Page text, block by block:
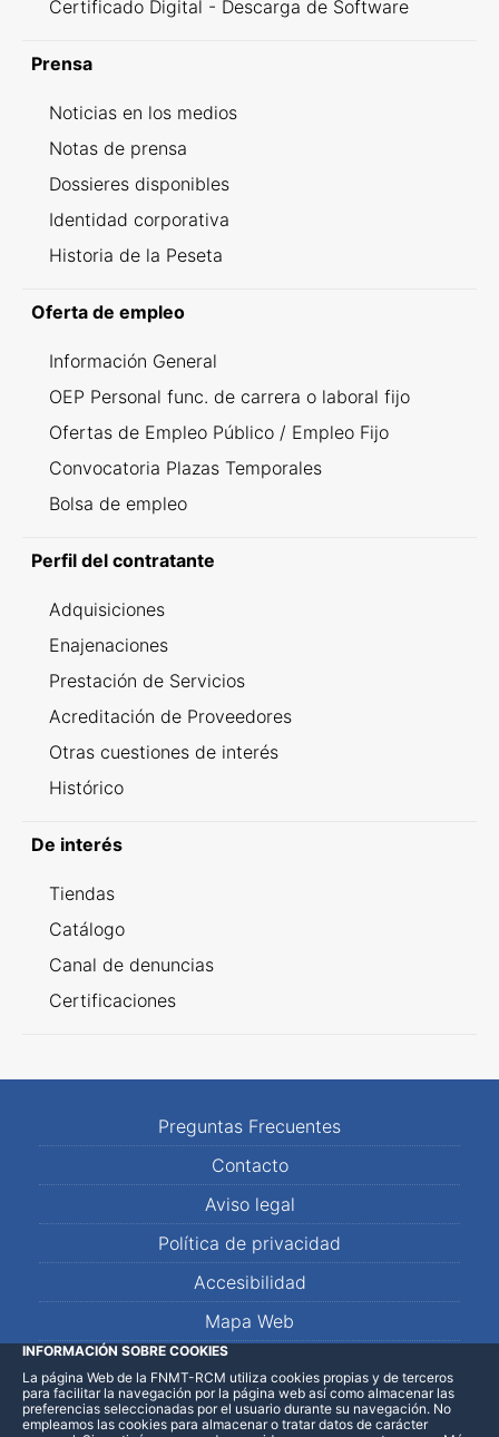
Certificado Digital - Descarga de Software
Prensa
Noticias en los medios
Notas de prensa
Dossieres disponibles
Identidad corporativa
Historia de la Peseta
Oferta de empleo
Información General
OEP Personal func. de carrera o laboral fijo
Ofertas de Empleo Público / Empleo Fijo
Convocatoria Plazas Temporales
Bolsa de empleo
Perfil del contratante
Adquisiciones
Enajenaciones
Prestación de Servicios
Acreditación de Proveedores
Otras cuestiones de interés
Histórico
De interés
Tiendas
Catálogo
Canal de denuncias
Certificaciones
Preguntas Frecuentes
Contacto
Aviso legal
Política de privacidad
Accesibilidad
Mapa Web
LinkedInFacebookWhatsApp
INFORMACIÓN SOBRE COOKIES
La página Web de la FNMT-RCM utiliza cookies propias y de terceros
para facilitar la navegación por la página web así como almacenar las
preferencias seleccionadas por el usuario durante su navegación. No
empleamos las cookies para almacenar o tratar datos de carácter